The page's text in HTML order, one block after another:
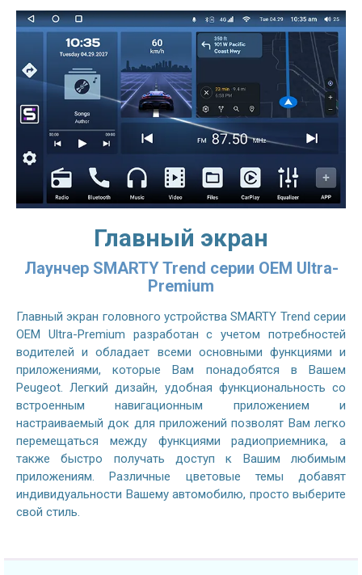
Главный экран
Лаунчер SMARTY Trend серии OEM Ultra-
Premium
Главный экран головного устройства SMARTY Trend серии
OEM Ultra-Premium разработан с учетом потребностей
водителей и обладает всеми основными функциями и
приложениями, которые Вам понадобятся в Вашем
Peugeot. Легкий дизайн, удобная функциональность со
встроенным навигационным приложением и
настраиваемый док для приложений позволят Вам легко
перемещаться между функциями радиоприемника, а
также быстро получать доступ к Вашим любимым
приложениям. Различные цветовые темы добавят
индивидуальности Вашему автомобилю, просто выберите
свой стиль.